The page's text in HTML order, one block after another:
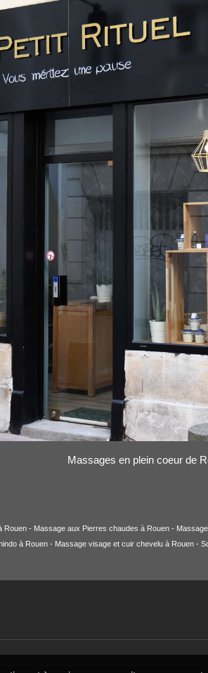
Massages en plein coeur de
- Massage aux Pierres chaudes à Rouen -
à Rouen - Massage visage et cuir chevelu à Rouen -